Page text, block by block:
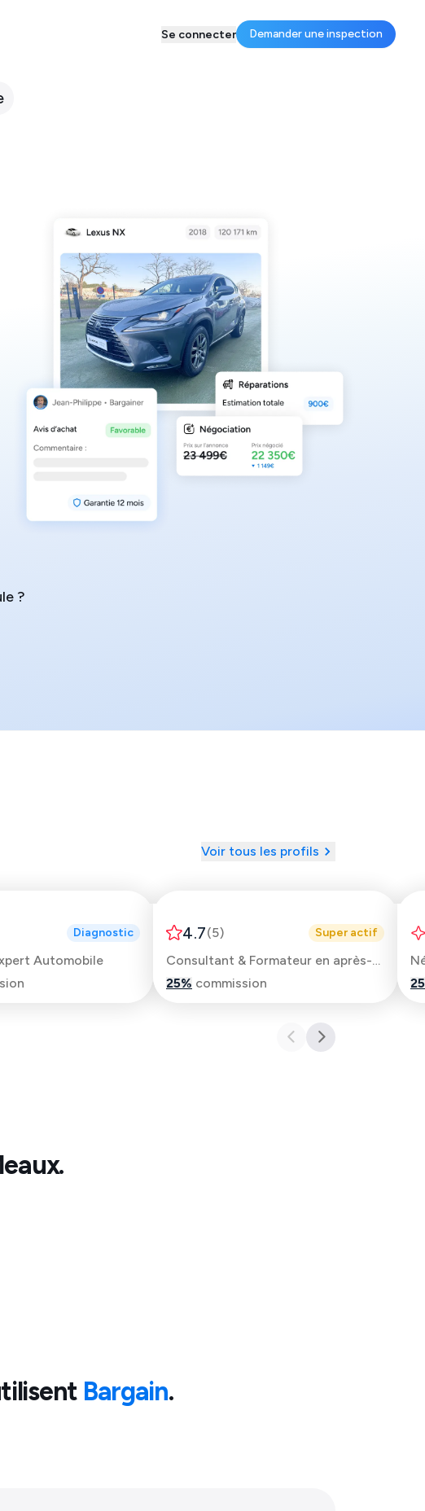
Se connecter Demander une inspection
?
Voir tous les profils
Diagnostic
Automobile
4.7(5) Super actif
Consultant & Formateur en après-vente automobile
25% commission
25
.
Bargain.